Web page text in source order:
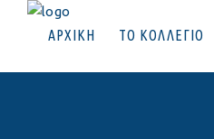
ΑΡΧΙΚΗ ΤΟ ΚΟΛΛΕΓΙΟ